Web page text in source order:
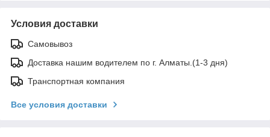
Условия доставки
Самовывоз
Доставка нашим водителем по г. Алматы.(1-3 дня)
Транспортная компания
Все условия доставки